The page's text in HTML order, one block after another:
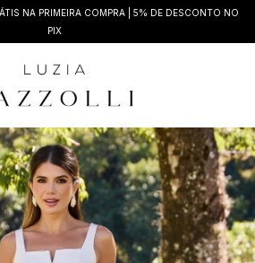
NA PRIMEIRA COMPRA | 5% DE DESCONTO NO
PIX